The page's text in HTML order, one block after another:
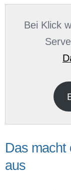
Bei Klick
Das macht
aus